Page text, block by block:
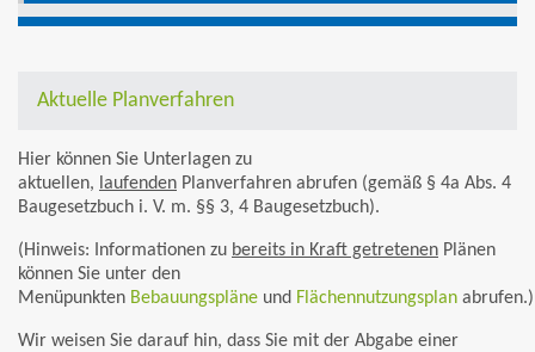
Aktuelle Planverfahren
Hier können Sie Unterlagen zu
aktuellen, laufenden Planverfahren abrufen (gemäß § 4a Abs. 4
Baugesetzbuch i. V. m. §§ 3, 4 Baugesetzbuch).
(Hinweis: Informationen zu bereits in Kraft getretenen Plänen
können Sie unter den
Menüpunkten Bebauungspläne und Flächennutzungsplan abrufen.)
Wir weisen Sie darauf hin, dass Sie mit der Abgabe einer